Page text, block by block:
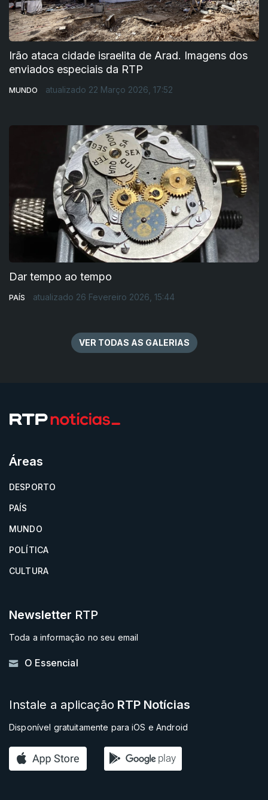
Irão ataca cidade israelita de Arad. Imagens dos
enviados especiais da RTP
MUNDO atualizado 22 Março 2026, 17:52
Dar tempo ao tempo
PAÍS atualizado 26 Fevereiro 2026, 15:44
VER TODAS AS GALERIAS
Áreas
DESPORTO
PAÍS
MUNDO
POLÍTICA
CULTURA
Newsletter RTP
Toda a informação no seu email
O Essencial
Instale a aplicação RTP Notícias
Disponível gratuitamente para iOS e Android